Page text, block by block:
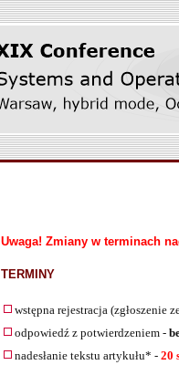
Uwaga! Zmiany w terminach
TERMINY
wstępna rejestracja (zgłoszenie
odpowiedź z potwierdzeniem -
nadesłanie tekstu artykułu* - 20